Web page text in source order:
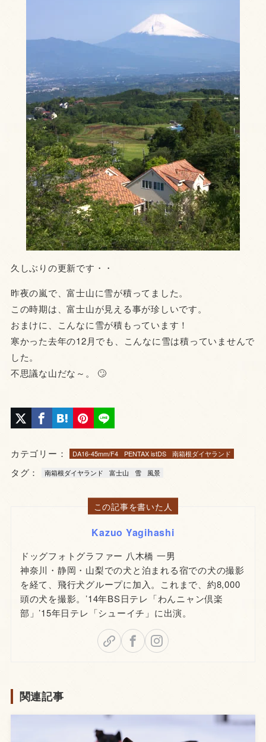
久しぶりの更新です・・
昨夜の嵐で、富士山に雪が積ってました。
この時期は、富士山が見える事が珍しいです。
おまけに、こんなに雪が積もっています！
寒かった去年の12月でも、こんなに雪は積っていませんで
した。
不思議な山だな～。 🙄
カテゴリー： DA16-45mm/F4 PENTAX istDS 南箱根ダイヤランド
タグ： 南箱根ダイヤランド 富士山 雪 風景
この記事を書いた人
Kazuo Yagihashi
ドッグフォトグラファー 八木橋 一男
神奈川・静岡・山梨での犬と泊まれる宿での犬の撮影
を経て、飛行犬グループに加入。これまで、約8,000
頭の犬を撮影。’14年BS日テレ「わんニャン倶楽
部」’15年日テレ「シューイチ」に出演。
関連記事